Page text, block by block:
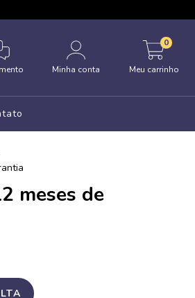
Minha conta Meu carrinho
0
meses de